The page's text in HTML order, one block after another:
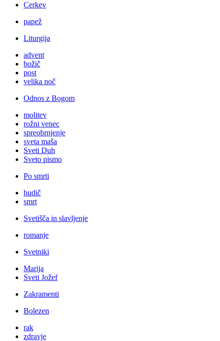
Cerkev
papež
Liturgija
advent
božič
post
velika noč
Odnos z Bogom
molitev
rožni venec
spreobrnjenje
sveta maša
Sveti Duh
Sveto pismo
Po smrti
hudič
smrt
Svetišča in slavljenje
romanje
Svetniki
Marija
Sveti Jožef
Zakramenti
Bolezen
rak
zdravje